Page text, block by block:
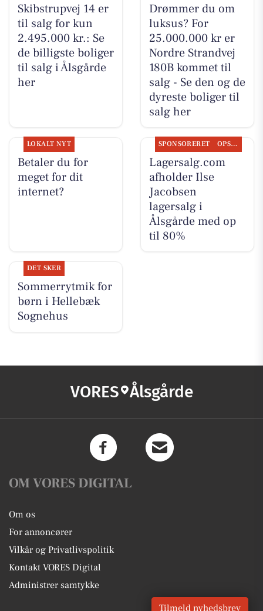
Skibstrupvej 14 er
til salg for kun
2.495.000 kr.: Se
de billigste boliger
til salg i Ålsgårde
her
Drømmer du om
luksus? For
25.000.000 kr er
Nordre Strandvej
180B kommet til
salg - Se den og de
dyreste boliger til
salg her
LOKALT NYT
Betaler du for
meget for dit
internet?
SPONSORERET OPSLAGSTAVLEN
Lagersalg.com
afholder Ilse
Jacobsen
lagersalg i
Ålsgårde med op
til 80%
DET SKER
Sommerrytmik for
børn i Hellebæk
Sognehus
VORES Ålsgårde
OM VORES DIGITAL
Om os
For annoncører
Vilkår og Privatlivspolitik
Kontakt VORES Digital
Administrer samtykke
Tilmeld nyhedsbrev